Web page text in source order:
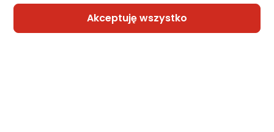
Akceptuję wszystko